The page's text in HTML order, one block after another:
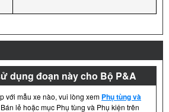
dụng đoạn này cho Bộ P&A
với mẫu xe nào, vui lòng xem Phụ tùng và
lẻ hoặc mục Phụ tùng và Phụ kiện trên